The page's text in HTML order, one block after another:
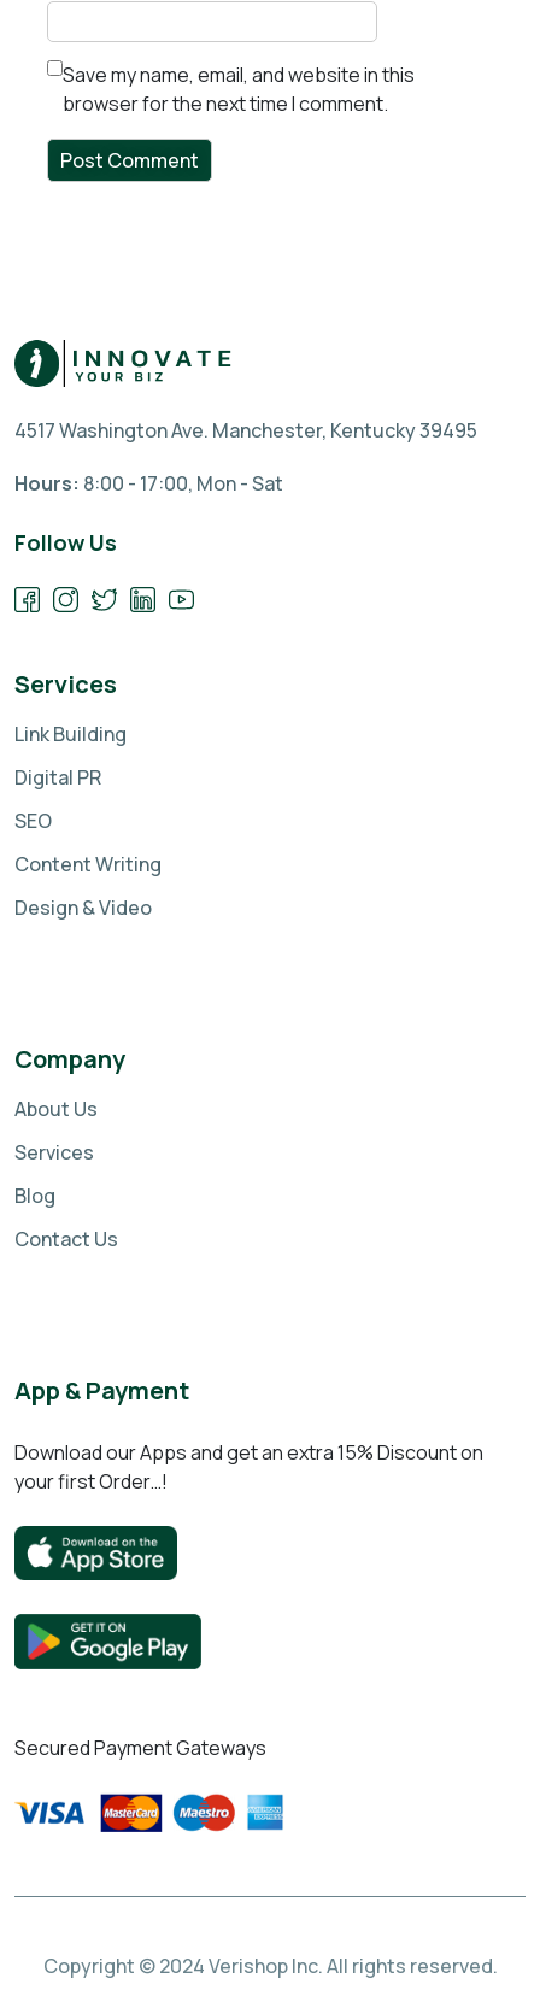
Save my name, email, and website in this
browser for the next time I comment.
4517 Washington Ave. Manchester, Kentucky 39495
Hours: 8:00 - 17:00, Mon - Sat
Follow Us
Services
Link Building
Digital PR
SEO
Content Writing
Design & Video
Company
About Us
Services
Blog
Contact Us
App & Payment
Download our Apps and get an extra 15% Discount on
your first Order…!
Secured Payment Gateways
Copyright © 2024 Verishop Inc. All rights reserved.